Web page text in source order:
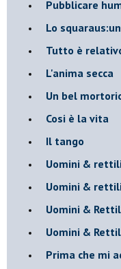
Pubblicare
Lo
Tutto è
L'anima secca
Un bel
Cosi è la vita
Il tango
​Uomini &
​Uomini &
Uomini &
Uomini &
Prima che mi